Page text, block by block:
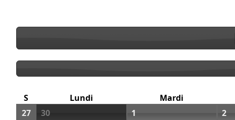
S
Lundi Mardi
27
30 1 2